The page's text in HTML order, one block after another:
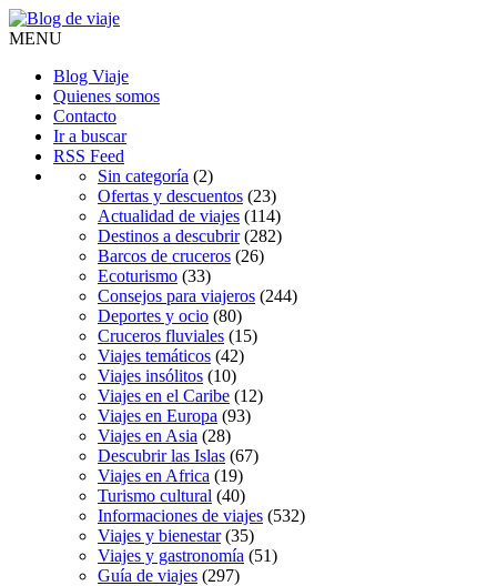
MENU
Blog Viaje
Quienes somos
Contacto
Ir a buscar
RSS Feed
Sin categoría (2)
Ofertas y descuentos (23)
Actualidad de viajes (114)
Destinos a descubrir(282)
Barcos de cruceros (26)
Ecoturismo (33)
Consejos para viajeros (244)
Deportes y ocio (80)
Cruceros fluviales (15)
Viajes temáticos (42)
Viajes insólitos (10)
Viajes en el Caribe (12)
Viajes en Europa (93)
Viajes en Asia (28)
Descubrir las Islas (67)
Viajes en Africa (19)
Turismo cultural (40)
Informaciones de viajes (532)
Viajes y bienestar(35)
Viajes y gastronomía (51)
Guía de viajes (297)